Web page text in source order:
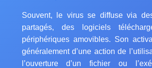
Souvent, le virus se diffuse via
partagés, des logiciels
périphériques amovibles. Son
généralement d’une action de
l’ouverture d’un fichier ou